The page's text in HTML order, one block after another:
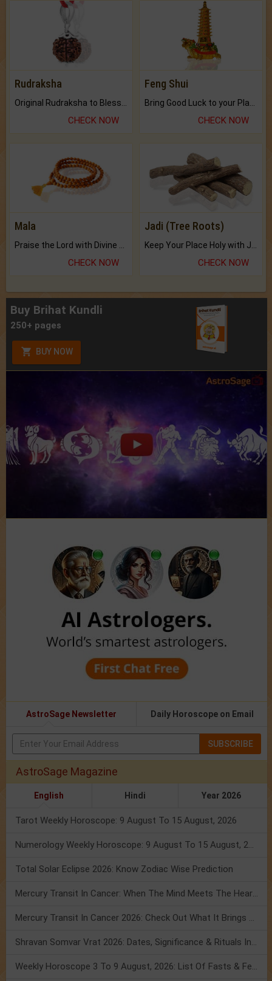
Rudraksha
CHECK NOW
Feng Shui
CHECK NOW
Mala
Praise the Lord with Divine Energies of Mala.
CHECK NOW
Jadi (Tree Roots)
Keep Your Place Holy with Jadi.
CHECK NOW
Buy Brihat Kundli
250+ pages
BUY NOW
AstroSage Newsletter Daily Horoscope on Email
SUBSCRIBE
AstroSage Magazine
English Hindi Year 2026
Tarot Weekly Horoscope: 9 August To 15 August, 2026
Numerology Weekly Horoscope: 9 August To 15 August, 2026
Total Solar Eclipse 2026: Know Zodiac Wise Prediction
Mercury Transit In Cancer: When The Mind Meets The Heart!
Mercury Transit In Cancer 2026: Check Out What It Brings For You
Shravan Somvar Vrat 2026: Dates, Significance & Rituals In August
Weekly Horoscope 3 To 9 August, 2026: List Of Fasts & Festivals